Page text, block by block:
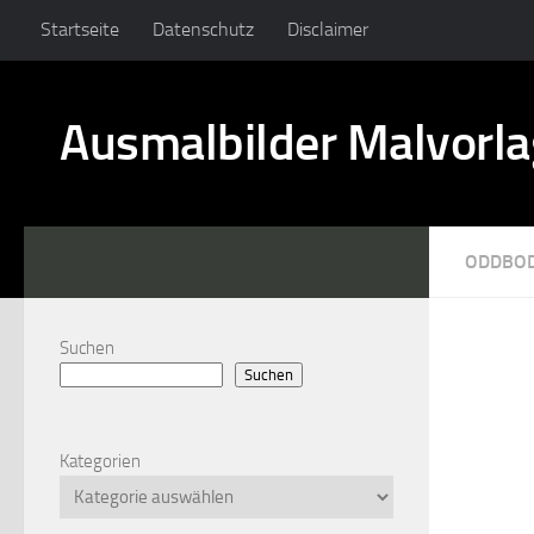
Startseite Datenschutz Disclaimer
Ausmalbilder
Suchen
Suchen
Kategorien